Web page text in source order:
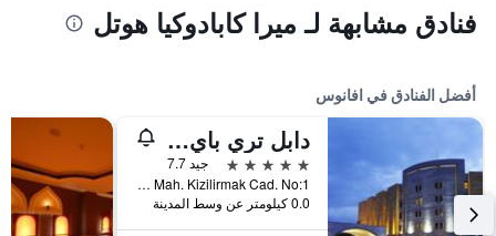
فنادق مشابهة لـ ميرا كابادوكيا هوتل
أفضل الفنادق في افانوس
دابل تري باي هيلتون أفانوس كابادوكيا
5 نجوم
جيد 7.7
Yeni Mah. Kizilirmak Cad. No:1, افانوس, تركيا
0.0 كيلومتر عن وسط المدينة